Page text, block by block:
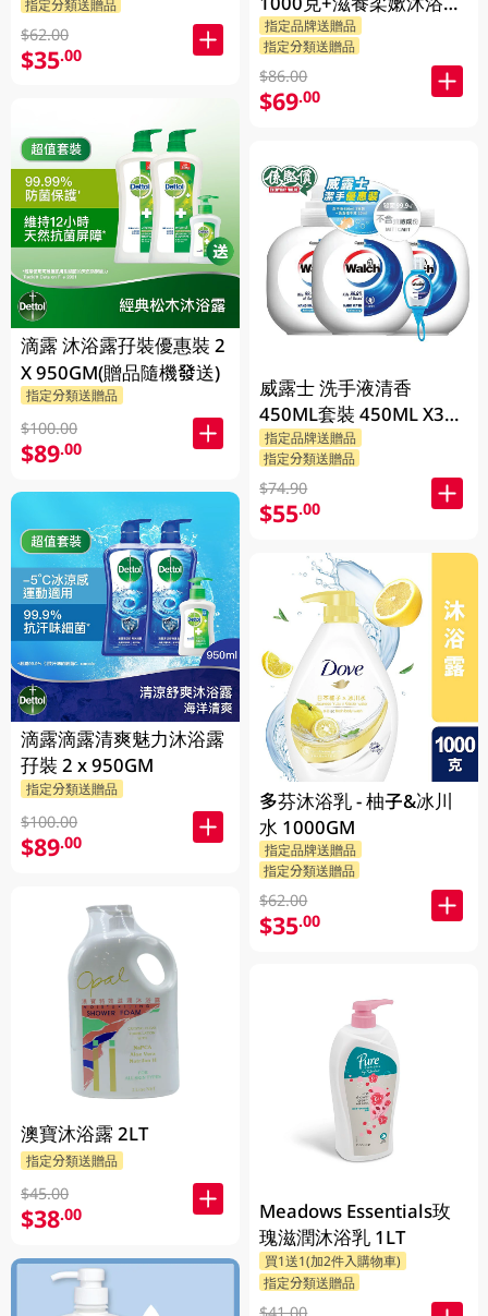
指定分類送贈品
$62.00
$35.00
滴露 沐浴露孖裝優惠裝 2
X 950GM(贈品隨機發送)
指定分類送贈品
$100.00
$89.00
滴露滴露清爽魅力沐浴露
孖裝 2 x 950GM
指定分類送贈品
$100.00
$89.00
澳寶沐浴露 2LT
指定分類送贈品
$45.00
$38.00
1000克+Dove沐浴乳200
克 (隨機發送) 1PK
指定品牌送贈品
指定分類送贈品
$86.00
$69.00
威露士 洗手液清香
450ML套裝 450ML X3
BP
指定品牌送贈品
指定分類送贈品
$74.90
$55.00
多芬沐浴乳 - 柚子&冰川
水 1000GM
指定品牌送贈品
指定分類送贈品
$62.00
$35.00
Meadows Essentials玫
瑰滋潤沐浴乳 1LT
買1送1(加2件入購物車)
指定分類送贈品